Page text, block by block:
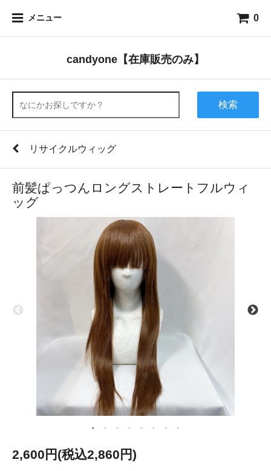
メニュー 0
candyone【在庫販売のみ】
検索
リサイクルウィッグ
前髪ぱっつんロングストレートフルウィ
ッグ
2,600円(税込2,860円)